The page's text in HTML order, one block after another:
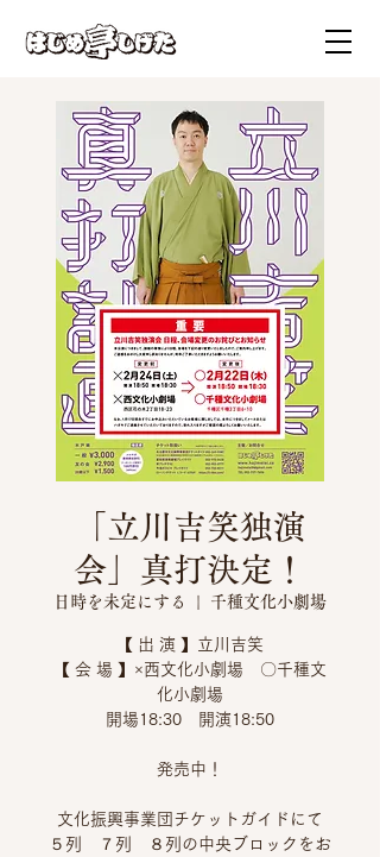
「立川吉笑独演
会」真打決定！
日時を未定にする 千種文化小劇場
【 出 演 】立川吉笑
【 会 場 】×西文化小劇場 〇千種文
化小劇場
開場18:30 開演18:50
発売中！
文化振興事業団チケットガイドにて
５列 ７列 ８列の中央ブロックをお